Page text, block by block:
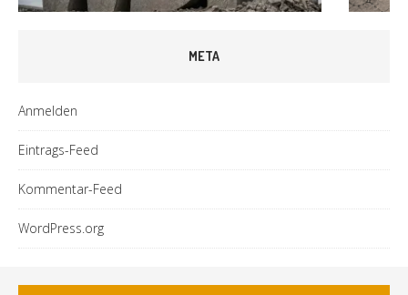
META
Anmelden
Eintrags-Feed
Kommentar-Feed
WordPress.org